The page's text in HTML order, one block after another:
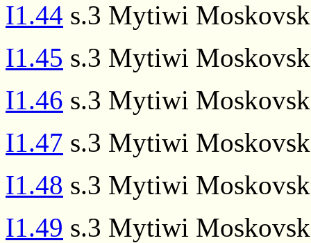
I1.44 s.3 Mytiwi
I1.45 s.3 Mytiwi
I1.46 s.3 Mytiwi
I1.47 s.3 Mytiwi
I1.48 s.3 Mytiwi
I1.49 s.3 Mytiwi